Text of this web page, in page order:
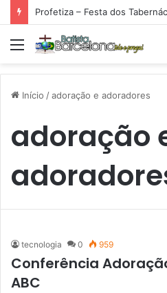
Profetiza – Festa dos
Menu
Início /adoração e adoradores
adoração
tecnologia 0 959
Conferência
ABC